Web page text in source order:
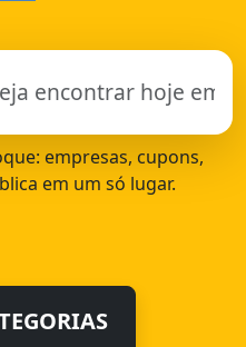
empresas, cupons,
em um só lugar.